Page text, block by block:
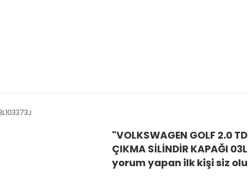
"VOLKSWAGEN GOLF 2.0
ÇIKMA SİLİNDİR KAPAĞI
yorum yapan ilk kişi siz